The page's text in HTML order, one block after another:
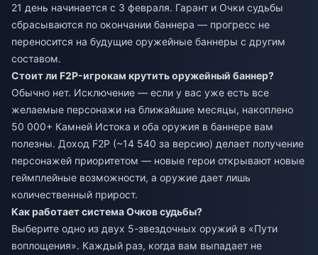
21 день начинается с 3 февраля. Гарант и Очки судьбы
сбрасываются по окончании баннера — прогресс не
переносится на будущие оружейные баннеры с другим
составом.
Стоит ли F2P-игрокам крутить оружейный баннер?
Обычно нет. Исключение — если у вас уже есть все
желаемые персонажи на ближайшие месяцы, накоплено
50 000+ Камней Истока и оба оружия в баннере вам
полезны. Доход F2P (~14 540 за версию) делает получение
персонажей приоритетом — новые герои открывают новые
геймплейные возможности, а оружие дает лишь
количественный прирост.
Как работает система Очков судьбы?
Выберите одно из двух 5-звездочных оружий в «Пути
воплощения». Каждый раз, когда вам выпадает не